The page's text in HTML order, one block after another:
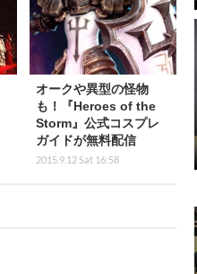
オークや異型の怪物
も！『Heroes of the
Storm』公式コスプレ
ガイドが無料配信
2015.9.12 Sat 16:58